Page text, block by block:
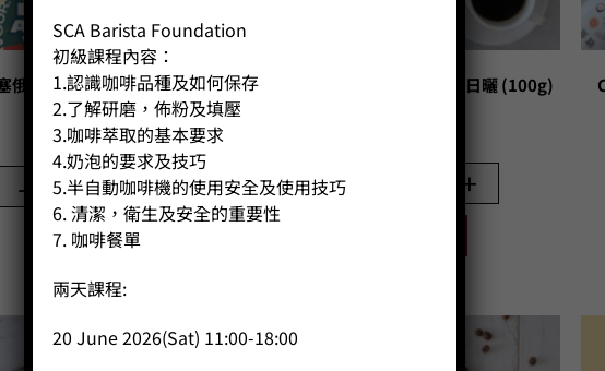
俄比亞 西達碼 邦娜 水洗 一級
74158 (100g)
Price: HK$90.00
- +
BUY NOW
CP155 哥倫比亞甜野莓厭氧日曬 (100g)
- +
SCA Barista Foundation
初級課程內容：
1.認識咖啡品種及如何保存
2.了解研磨，佈粉及填壓
3.咖啡萃取的基本要求
4.奶泡的要求及技巧
5.半自動咖啡機的使用安全及使用技巧
6. 清潔，衛生及安全的重要性
7. 咖啡餐單
兩天課程:
20 June 2026(Sat) 11:00-18:00